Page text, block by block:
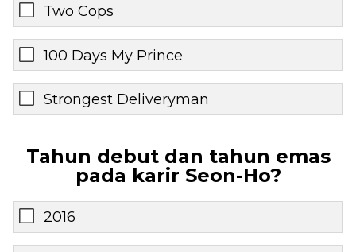
Two Cops
100 Days My Prince
Strongest Deliveryman
Tahun debut dan tahun emas
pada karir Seon-Ho?
2016